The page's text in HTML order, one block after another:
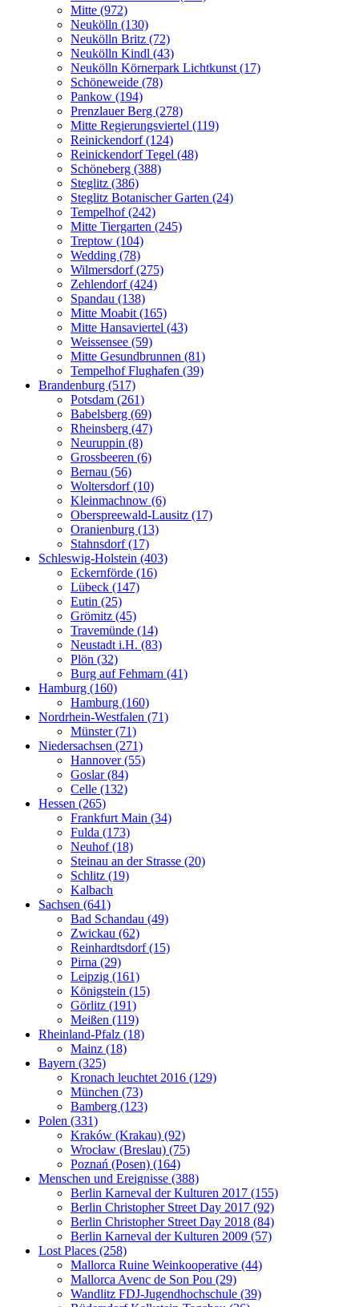
Mitte (972)
Neukölln (130)
Neukölln Britz (72)
Neukölln Kindl (43)
Neukölln Körnerpark Lichtkunst (17)
Schöneweide (78)
Pankow (194)
Prenzlauer Berg (278)
Mitte Regierungsviertel (119)
Reinickendorf (124)
Reinickendorf Tegel (48)
Schöneberg (388)
Steglitz (386)
Steglitz Botanischer Garten (24)
Tempelhof (242)
Mitte Tiergarten (245)
Treptow (104)
Wedding (78)
Wilmersdorf (275)
Zehlendorf (424)
Spandau (138)
Mitte Moabit (165)
Mitte Hansaviertel (43)
Weissensee (59)
Mitte Gesundbrunnen (81)
Tempelhof Flughafen (39)
Brandenburg (517)
Potsdam (261)
Babelsberg (69)
Rheinsberg (47)
Neuruppin (8)
Grossbeeren (6)
Bernau (56)
Woltersdorf (10)
Kleinmachnow (6)
Oberspreewald-Lausitz (17)
Oranienburg (13)
Stahnsdorf (17)
Schleswig-Holstein (403)
Eckernförde (16)
Lübeck (147)
Eutin (25)
Grömitz (45)
Travemünde (14)
Neustadt i.H. (83)
Plön (32)
Burg auf Fehmarn (41)
Hamburg (160)
Hamburg (160)
Nordrhein-Westfalen (71)
Münster (71)
Niedersachsen (271)
Hannover (55)
Goslar (84)
Celle (132)
Hessen (265)
Frankfurt Main (34)
Fulda (173)
Neuhof (18)
Steinau an der Strasse (20)
Schlitz (19)
Kalbach
Sachsen (641)
Bad Schandau (49)
Zwickau (62)
Reinhardtsdorf (15)
Pirna (29)
Leipzig (161)
Königstein (15)
Görlitz (191)
Meißen (119)
Rheinland-Pfalz (18)
Mainz (18)
Bayern (325)
Kronach leuchtet 2016 (129)
München (73)
Bamberg (123)
Polen (331)
Kraków (Krakau) (92)
Wrocław (Breslau) (75)
Poznań (Posen) (164)
Menschen und Ereignisse (388)
Berlin Karneval der Kulturen 2017 (155)
Berlin Christopher Street Day 2017 (92)
Berlin Christopher Street Day 2018 (84)
Berlin Karneval der Kulturen 2009 (57)
Lost Places (258)
Mallorca Ruine Weinkooperative (44)
Mallorca Avenc de Son Pou (29)
Wandlitz FDJ-Jugendhochschule (39)